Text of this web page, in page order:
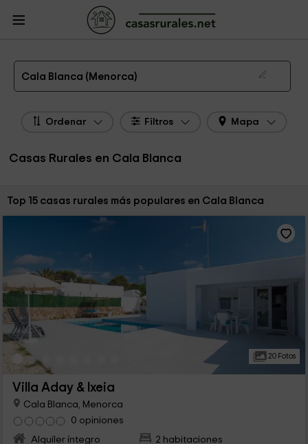
Casas Rurales
Rurales Menorca
Casas Rurales Cala Blanca
Las 15 mejores casas rurales en Cala Blanca de 2026
Cala Blanca (Menorca)
Ordenar Filtros Mapa
Casas Rurales en Cala Blanca
Ordenar por:
Top 15 casas rurales más populares en Cala Blanca
20 Fotos
Villa Aday & Ixeia
Cala Blanca, Menorca
0 opiniones
Alquiler íntegro
2 habitaciones